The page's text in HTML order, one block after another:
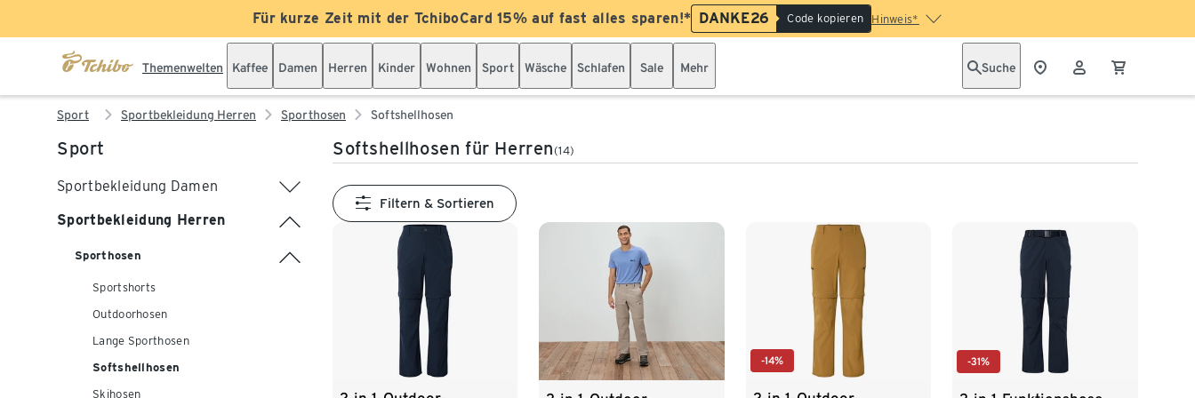
Für kurze Zeit mit der TchiboCard 15% auf fast alles sparen!* DANKE26 Code kopieren Hinweis*
Themenwelten Kaffee Damen Herren Kinder Wohnen Sport Wäsche Schlafen Sale Mehr Suche
Sport Sportbekleidung Herren Sporthosen Softshellhosen
Sport
Sportbekleidung Damen
Sportbekleidung Herren
Sporthosen
Sportshorts
Outdoorhosen
Lange Sporthosen
Softshellhosen
Skihosen
Softshellhosen für Herren(14)
Filtern & Sortieren
-14% -31%